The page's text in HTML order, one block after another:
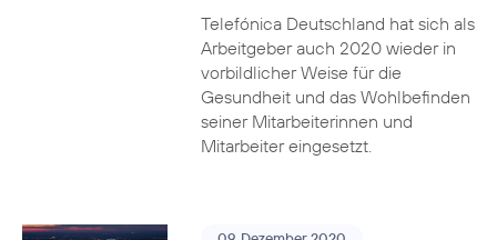
Telefónica Deutschland hat sich als
Arbeitgeber auch 2020 wieder in
vorbildlicher Weise für die
Gesundheit und das Wohlbefinden
seiner Mitarbeiterinnen und
Mitarbeiter eingesetzt.